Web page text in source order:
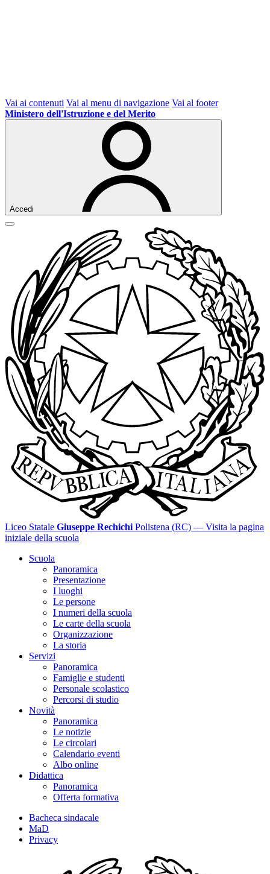
Vai ai contenuti Vai al menu di navigazione Vai al footer
Ministero dell'Istruzione e del Merito
Accedi
Liceo Statale Giuseppe Rechichi Polistena (RC) — Visita la pagina
iniziale della scuola
Scuola
Panoramica
Presentazione
I luoghi
Le persone
I numeri della scuola
Le carte della scuola
Organizzazione
La storia
Servizi
Panoramica
Famiglie e studenti
Personale scolastico
Percorsi di studio
Novità
Panoramica
Le notizie
Le circolari
Calendario eventi
Albo online
Didattica
Panoramica
Offerta formativa
Bacheca sindacale
MaD
Privacy